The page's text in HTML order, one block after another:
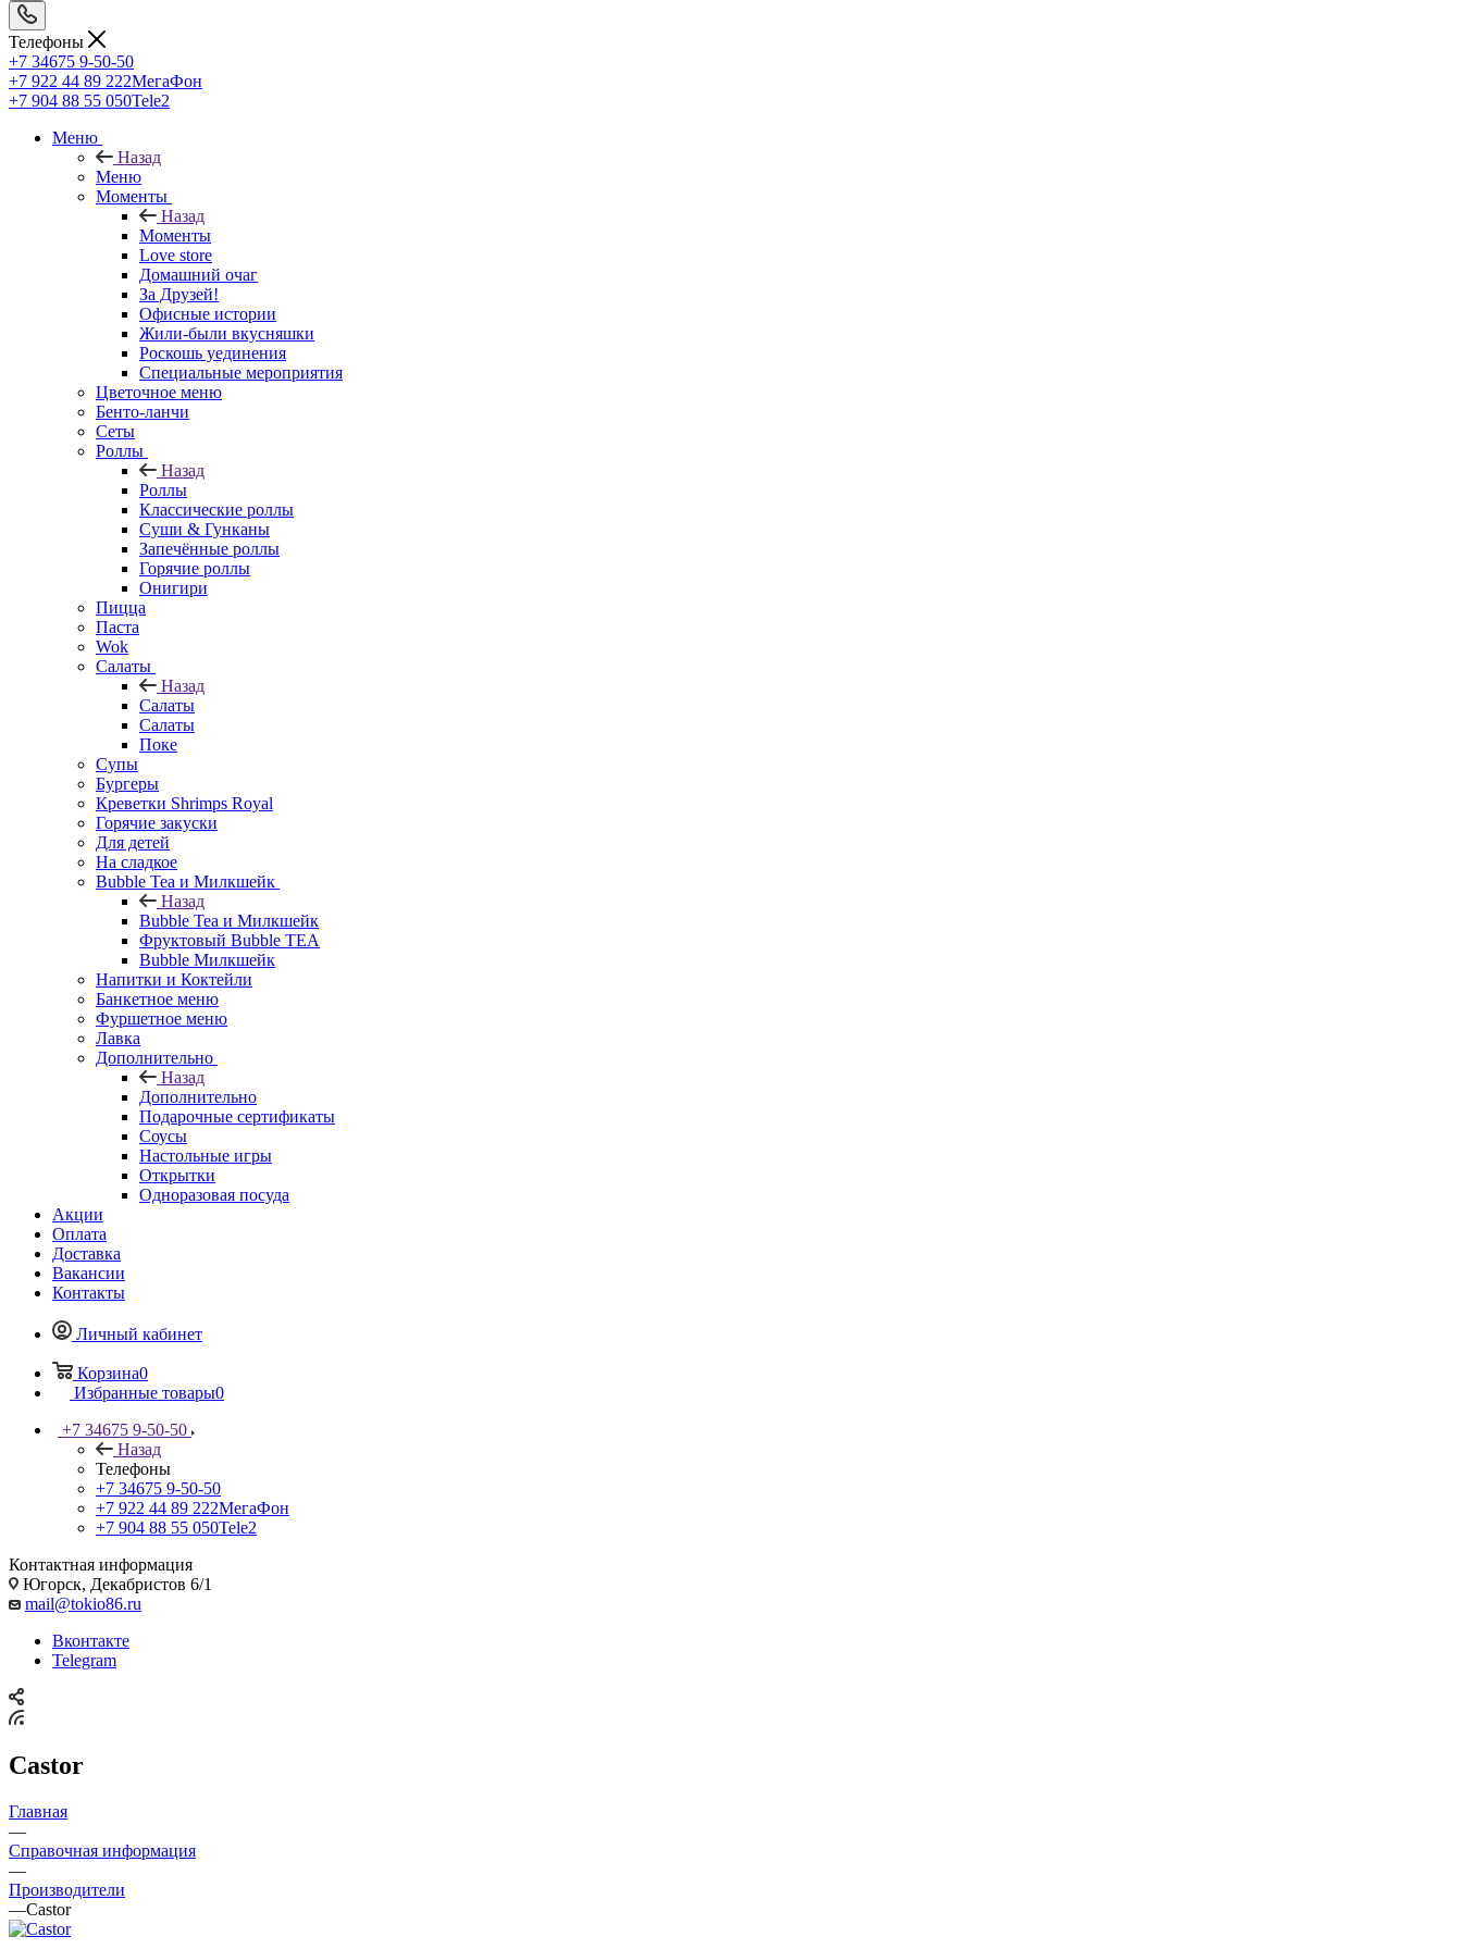
Телефоны
+7 34675 9-50-50
+7 922 44 89 222МегаФон
+7 904 88 55 050Tele2
Меню
Назад
Меню
Моменты
Назад
Моменты
Love store
Домашний очаг
За Друзей!
Офисные истории
Жили-были вкусняшки
Роскошь уединения
Специальные мероприятия
Цветочное меню
Бенто-ланчи
Сеты
Роллы
Назад
Роллы
Классические роллы
Суши & Гунканы
Запечённые роллы
Горячие роллы
Онигири
Пицца
Паста
Wok
Салаты
Назад
Салаты
Салаты
Поке
Супы
Бургеры
Креветки Shrimps Royal
Горячие закуски
Для детей
На сладкое
Bubble Tea и Милкшейк
Назад
Bubble Tea и Милкшейк
Фруктовый Bubble TEA
Bubble Милкшейк
Напитки и Коктейли
Банкетное меню
Фуршетное меню
Лавка
Дополнительно
Назад
Дополнительно
Подарочные сертификаты
Соусы
Настольные игры
Открытки
Одноразовая посуда
Акции
Оплата
Доставка
Вакансии
Контакты
Личный кабинет
Корзина0
Избранные товары0
+7 34675 9-50-50
Назад
Телефоны
+7 34675 9-50-50
+7 922 44 89 222МегаФон
+7 904 88 55 050Tele2
Контактная информация
Югорск, Декабристов 6/1
mail@tokio86.ru
Вконтакте
Telegram
Castor
Главная
—
Справочная информация
—
Производители
—Castor